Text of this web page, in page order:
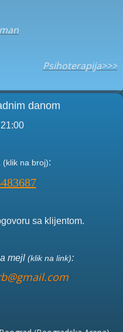
Psihoterapija>>>
danom
(klik na broj):
sa klijentom.
mejl (klik na link):